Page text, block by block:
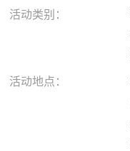
活动类别：
活动地点：